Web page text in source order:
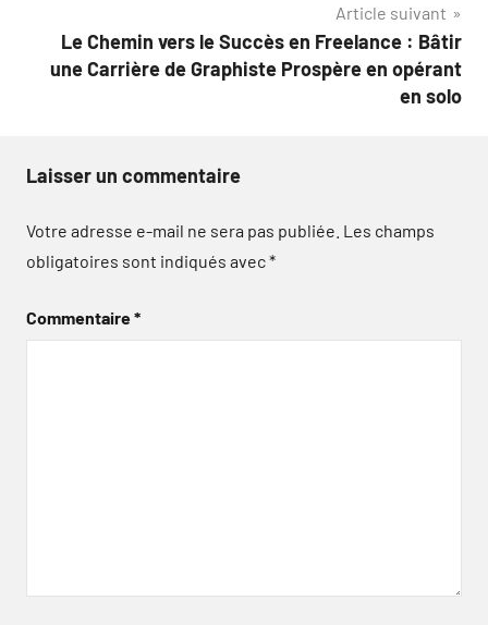
Article suivant
Le Chemin vers le Succès en Freelance : Bâtir
une Carrière de Graphiste Prospère en opérant
en solo
Laisser un commentaire
Votre adresse e-mail ne sera pas publiée. Les champs
obligatoires sont indiqués avec*
Commentaire*